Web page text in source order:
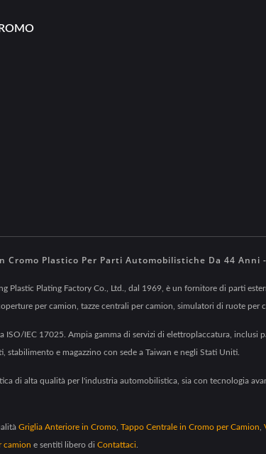
Cromo Plastico Per Parti Automobilistiche Da 44 Anni -
Plastic Plating Factory Co., Ltd., dal 1969, è un fornitore di parti
per camion, tazze centrali per camion, simulatori di ruote per
ISO/IEC 17025. Ampia gamma di servizi di elettroplaccatura,
stabilimento e magazzino con sede a Taiwan e negli Stati Uniti.
di alta qualità per l'industria automobilistica, sia con tecnologia
Griglia Anteriore in Cromo Tappo Centrale in Cromo per Camion
camion e sentiti libero di Contattaci